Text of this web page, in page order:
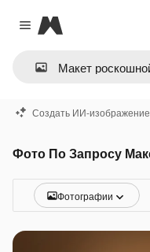
Close menu
Magnific
Создать ИИ-изображение
Фотографии